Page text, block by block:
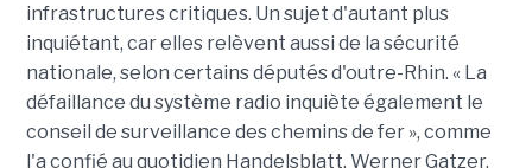
infrastructures critiques. Un sujet d'autant plus
inquiétant, car elles relèvent aussi de la sécurité
nationale, selon certains députés d'outre-Rhin. « La
défaillance du système radio inquiète également le
conseil de surveillance des chemins de fer », comme
l'a confié au quotidien Handelsblatt, Werner Gatzer,